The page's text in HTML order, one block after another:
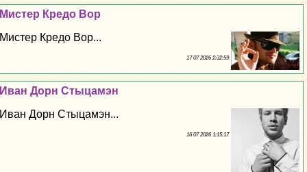
Мистер Кредо Вор
Мистер Кредо Вор...
17 07 2026 2:32:59
Иван Дорн Стыцамэн
Иван Дорн Стыцамэн...
16 07 2026 1:15:17